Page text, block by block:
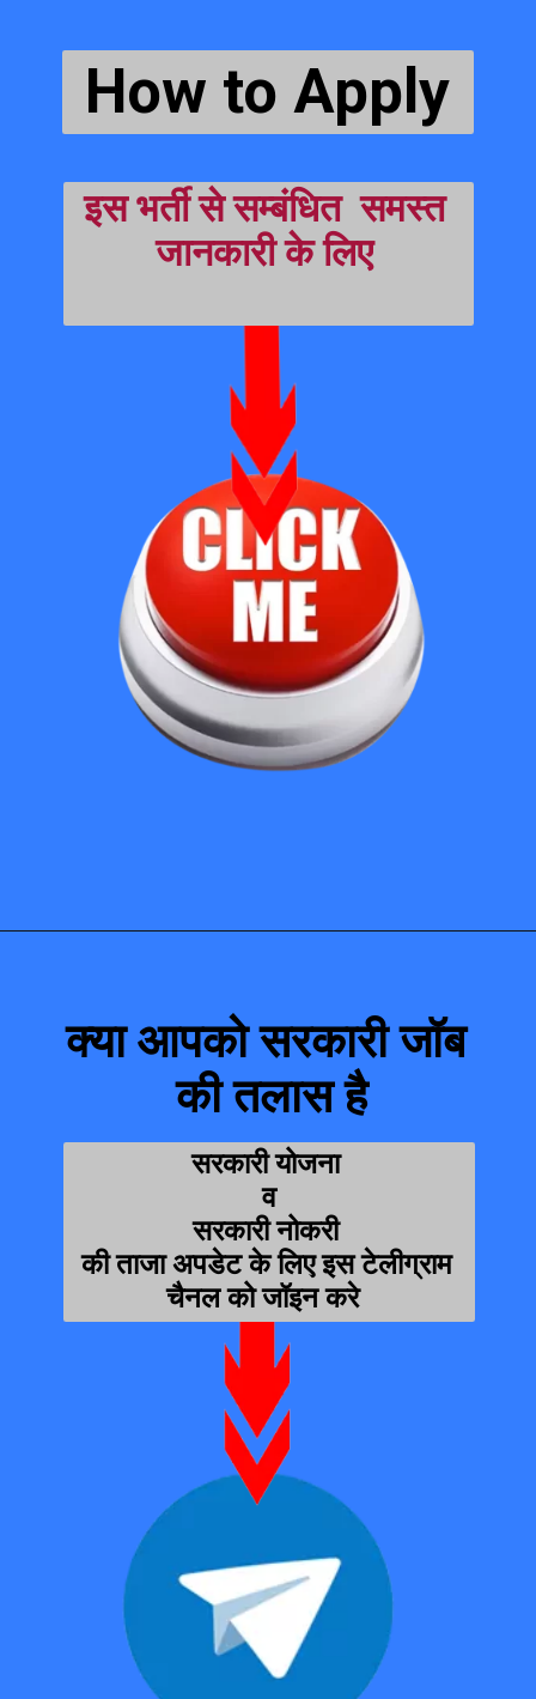
How to Apply
इस भर्ती से सम्बंधित  समस्त
जानकारी के लिए
सरकारी योजना
व
सरकारी नोकरी
की ताजा अपडेट के लिए इस टेलीग्राम
चैनल को जॉइन करे
क्या आपको सरकारी जॉब
की तलास है